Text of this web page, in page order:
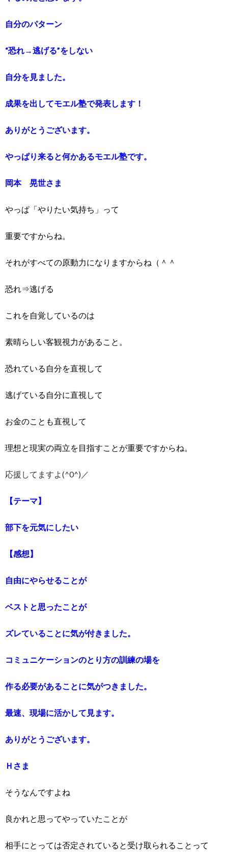
自分のパターン
“恐れ→逃げる”をしない
自分を見ました。
成果を出してモエル塾で発表します！
ありがとうございます。
やっぱり来ると何かあるモエル塾です。
岡本 晃世さま
やっぱ「やりたい気持ち」って
重要ですからね。
それがすべての原動力になりますからね（＾＾
恐れ⇒逃げる
これを自覚しているのは
素晴らしい客観視力があること。
恐れている自分を直視して
逃げている自分に直視して
お金のことも直視して
理想と現実の両立を目指すことが重要ですからね。
応援してますよ(^0^)／
【テーマ】
部下を元気にしたい
【感想】
自由にやらせることが
ベストと思ったことが
ズレていることに気が付きました。
コミュニケーションのとり方の訓練の場を
作る必要があることに気がつきました。
最速、現場に活かして見ます。
ありがとうございます。
Ｈさま
そうなんですよね
良かれと思ってやっていたことが
相手にとっては否定されていると受け取られることって